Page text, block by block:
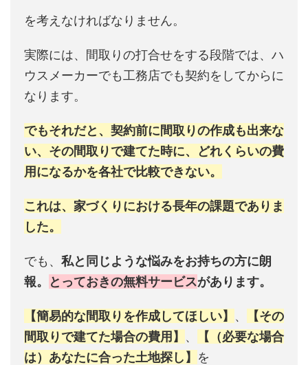
を考えなければなりません。
実際には、間取りの打合せをする段階では、ハ
ウスメーカーでも工務店でも契約をしてからに
なります。
でもそれだと、契約前に間取りの作成も出来な
い、その間取りで建てた時に、どれくらいの費
用になるかを各社で比較できない。
これは、家づくりにおける長年の課題でありま
した。
でも、 私と同じような悩みをお持ちの方に朗
報。
とっておきの無料サービスがあります。
【簡易的な間取りを作成してほしい】 、
【その
間取りで建てた場合の費用】 、
【（必要な場合
は）あなたに合った土地探し】 を